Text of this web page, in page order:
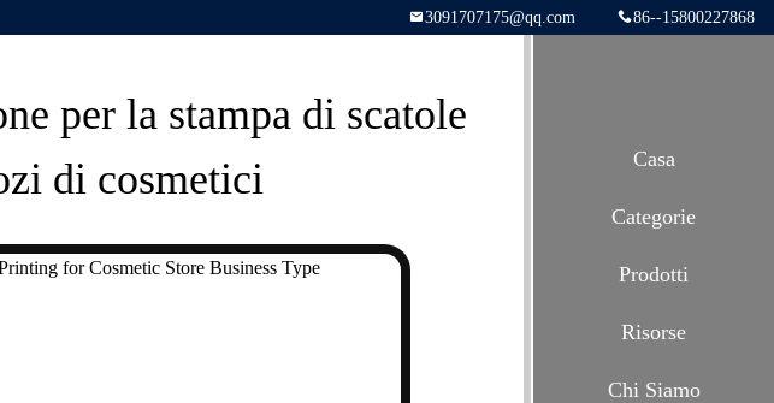
86--15800227868
3091707175@qq.com
per la stampa di scatole
di cosmetici
Casa
Categorie
Prodotti
Risorse
Chi Siamo